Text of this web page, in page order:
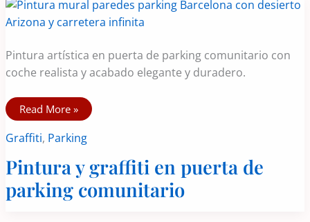
Pintura artística en puerta de parking comunitario con
coche realista y acabado elegante y duradero.
Pintura
y
en
puerta
de
parking
comunitario
Read More »
Graffiti, Parking
Pintura y graffiti en puerta de
parking comunitario